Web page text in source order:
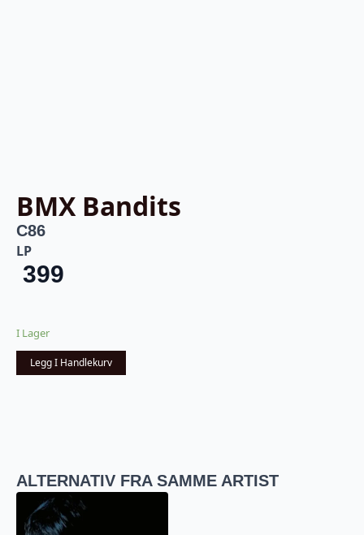
BMX Bandits
C86
LP
399
I Lager
Legg I Handlekurv
ALTERNATIV FRA SAMME ARTIST